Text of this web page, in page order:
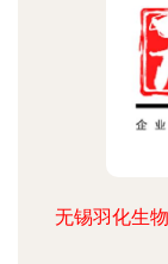
无锡羽化生